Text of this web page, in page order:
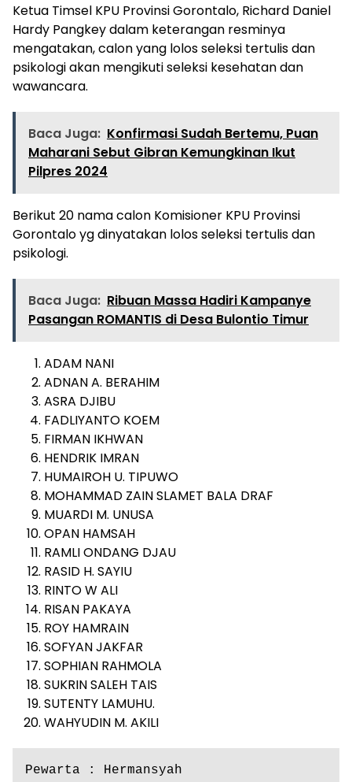
Ketua Timsel KPU Provinsi Gorontalo, Richard Daniel
Hardy Pangkey dalam keterangan resminya
mengatakan, calon yang lolos seleksi tertulis dan
psikologi akan mengikuti seleksi kesehatan dan
wawancara.
Baca Juga: Konfirmasi Sudah Bertemu, Puan
Maharani Sebut Gibran Kemungkinan Ikut
Pilpres 2024
Berikut 20 nama calon Komisioner KPU Provinsi
Gorontalo yg dinyatakan lolos seleksi tertulis dan
psikologi.
Baca Juga: Ribuan Massa Hadiri Kampanye
Pasangan ROMANTIS di Desa Bulontio Timur
ADAM NANI
ADNAN A. BERAHIM
ASRA DJIBU
FADLIYANTO KOEM
FIRMAN IKHWAN
HENDRIK IMRAN
HUMAIROH U. TIPUWO
MOHAMMAD ZAIN SLAMET BALA DRAF
MUARDI M. UNUSA
OPAN HAMSAH
RAMLI ONDANG DJAU
RASID H. SAYIU
RINTO W ALI
RISAN PAKAYA
ROY HAMRAIN
SOFYAN JAKFAR
SOPHIAN RAHMOLA
SUKRIN SALEH TAIS
SUTENTY LAMUHU.
WAHYUDIN M. AKILI
Pewarta : Hermansyah